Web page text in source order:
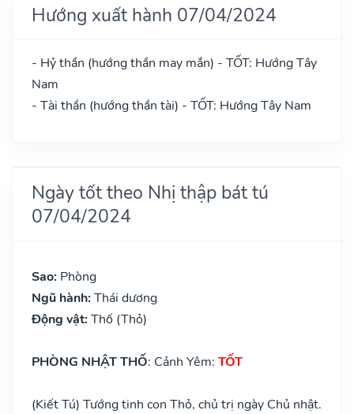
Hướng xuất hành 07/04/2024
- Hỷ thần (hướng thần may mắn) - TỐT: Hướng Tây
Nam
- Tài thần (hướng thần tài) - TỐT: Hướng Tây Nam
Ngày tốt theo Nhị thập bát tú
07/04/2024
Sao: Phòng
Ngũ hành: Thái dương
Động vật: Thố (Thỏ)
PHÒNG NHẬT THỐ: Cảnh Yêm: TỐT
(Kiết Tú) Tướng tinh con Thỏ, chủ trị ngày Chủ nhật.